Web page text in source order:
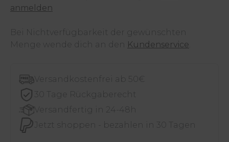
anmelden
Bei Nichtverfügbarkeit der gewünschten
Menge wende dich an den
Kundenservice
Versandkostenfrei ab 50€
30 Tage Rückgaberecht
Versandfertig in 24-48h
Jetzt shoppen - bezahlen in 30 Tagen